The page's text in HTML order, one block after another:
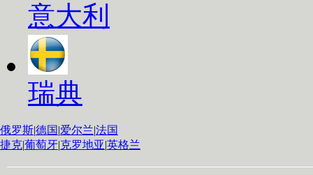
意大利
瑞典
俄罗斯|德国 |爱尔兰|法国
捷克|葡萄牙|克罗地亚|英格兰